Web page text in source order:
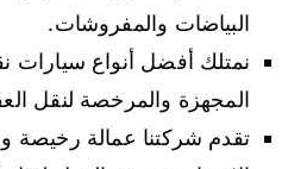
البياضات والمفروشات.
نمتلك أفضل أنواع سيارات
المجهزة والمرخصة لنقل
تقدم شركتنا عمالة رخيصة